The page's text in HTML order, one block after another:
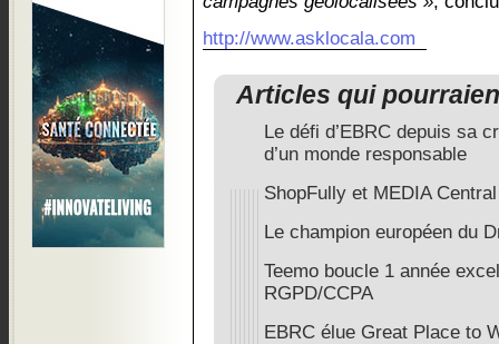
http://www.asklocala.com
Articles qui
Le défi d’EBRC depuis sa
d’un monde responsable
ShopFully et MEDIA
Le champion européen du
Teemo boucle 1 année
RGPD/CCPA
EBRC élue Great Place to